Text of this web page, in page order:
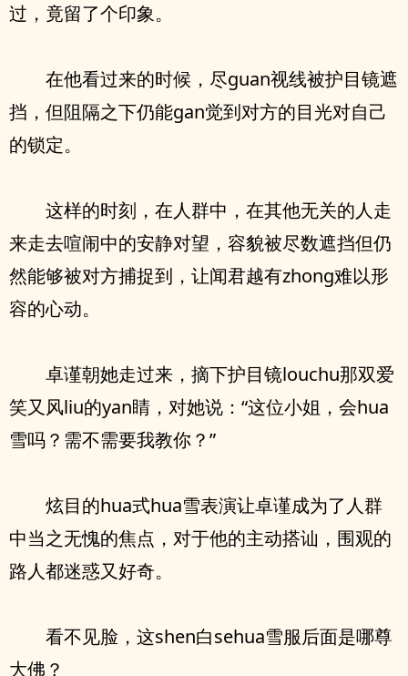
过，竟留了个印象。
在他看过来的时候，尽guan视线被护目镜遮
挡，但阻隔之下仍能gan觉到对方的目光对自己
的锁定。
这样的时刻，在人群中，在其他无关的人走
来走去喧闹中的安静对望，容貌被尽数遮挡但仍
然能够被对方捕捉到，让闻君越有zhong难以形
容的心动。
卓谨朝她走过来，摘下护目镜louchu那双爱
笑又风liu的yan睛，对她说：“这位小姐，会hua
雪吗？需不需要我教你？”
炫目的hua式hua雪表演让卓谨成为了人群
中当之无愧的焦点，对于他的主动搭讪，围观的
路人都迷惑又好奇。
看不见脸，这shen白sehua雪服后面是哪尊
大佛？